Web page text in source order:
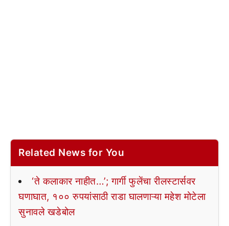
Related News for You
‘ते कलाकार नाहीत…’; गार्गी फुलेंचा रीलस्टार्सवर
घणाघात, १०० रुपयांसाठी राडा घालणाऱ्या महेश मोटेला
सुनावले खडेबोल